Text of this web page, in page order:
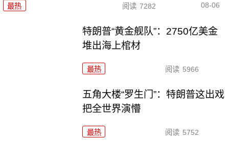
最热 阅读 7282 08-06
特朗普“黄金舰队”：2750亿美金
堆出海上棺材
最热 阅读 5966
五角大楼“罗生门”：特朗普这出戏
把全世界演懵
最热 阅读 5752